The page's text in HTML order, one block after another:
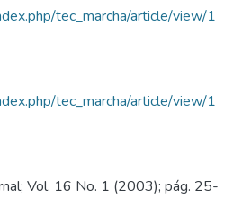
tec_marcha/article/view/1
tec_marcha/article/view/1
Vol. 16 No. 1 (2003); pág. 25-